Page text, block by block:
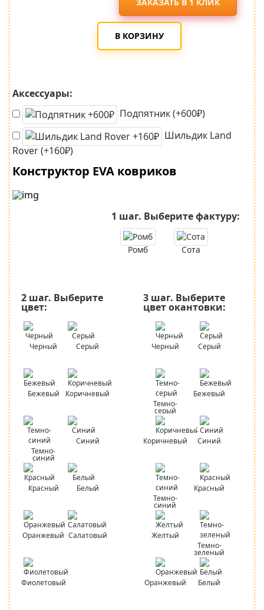
В КОРЗИНУ
Аксессуары:
Подпятник (+600₽)
Шильдик Land
Rover (+160₽)
Конструктор EVA ковриков
1 шаг. Выберите фактуру:
Ромб Сота
2 шаг. Выберите
цвет:
Черный Серый
Бежевый Коричневый
Темно-
синий
Синий
Красный Белый
Оранжевый Салатовый
Фиолетовый
3 шаг. Выберите
цвет окантовки:
Черный Серый
Темно-
серый
Бежевый
Коричневый Синий
Темно-
синий
Красный
Желтый
Темно-
зеленый
Оранжевый Белый